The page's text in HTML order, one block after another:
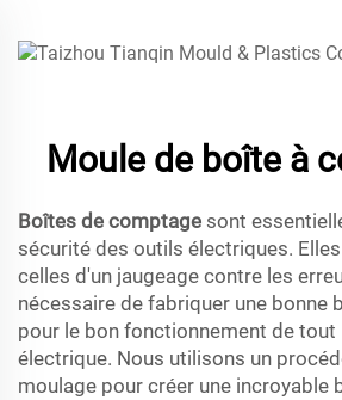
Moule de boîte à
Boîtes de comptage sont
sécurité des outils électriques.
celles d'un jaugeage contre les
nécessaire de fabriquer une bonne
pour le bon fonctionnement de
électrique. Nous utilisons un
moulage pour créer une incroyable